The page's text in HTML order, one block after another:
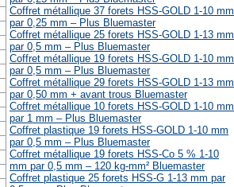
Coffret métallique 37 forets HSS-GOLD 1-10 mm
par 0,25 mm – Plus Bluemaster
Coffret métallique 25 forets HSS-GOLD 1-13 mm
par 0,5 mm – Plus Bluemaster
Coffret métallique 19 forets HSS-GOLD 1-10 mm
par 0,5 mm – Plus Bluemaster
Coffret métallique 29 forets HSS-GOLD 1-13 mm
par 0,50 mm + avant trous Bluemaster
Coffret métallique 10 forets HSS-GOLD 1-10 mm
par 1 mm – Plus Bluemaster
Coffret plastique 19 forets HSS-GOLD 1-10 mm
par 0,5 mm – Plus Bluemaster
Coffret métallique 19 forets HSS-Co 5 % 1-10
mm par 0,5 mm – 120 kg-mm² Bluemaster
Coffret plastique 25 forets HSS-G 1-13 mm par